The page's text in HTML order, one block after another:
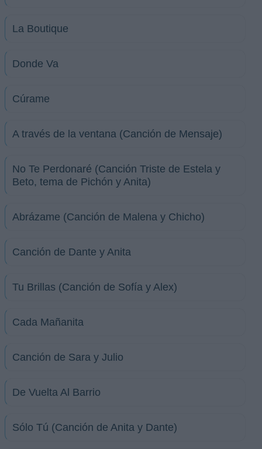
La Boutique
Donde Va
Cúrame
A través de la ventana (Canción de Mensaje)
No Te Perdonaré (Canción Triste de Estela y
Beto, tema de Pichón y Anita)
Abrázame (Canción de Malena y Chicho)
Canción de Dante y Anita
Tu Brillas (Canción de Sofía y Alex)
Cada Mañanita
Canción de Sara y Julio
De Vuelta Al Barrio
Sólo Tú (Canción de Anita y Dante)